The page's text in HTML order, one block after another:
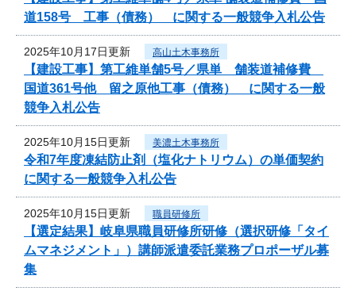
道158号 工事（債務） に関する一般競争入札公告
2025年10月17日更新 高山土木事務所
【建設工事】第工維単舗5号／県単 舗装道補修費
国道361号他 留之原他工事（債務） に関する一般
競争入札公告
2025年10月15日更新 美濃土木事務所
令和7年度凍結防止剤（塩化ナトリウム）の単価契約
に関する一般競争入札公告
2025年10月15日更新 職員研修所
【選定結果】岐阜県職員研修所研修（選択研修「タイ
ムマネジメント」）講師派遣委託業務プロポーザル募
集